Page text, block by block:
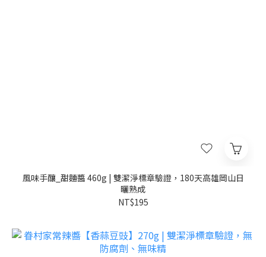
風味手釀_甜麵醬 460g | 雙潔淨標章驗證，180天高雄岡山日
曬熟成
NT$195